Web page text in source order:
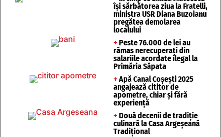
își sărbătorea ziua la Fratelli,
ministra USR Diana Buzoianu
pregătea demolarea
localului
+ Peste 76.000 de lei au
rămas nerecuperați din
salariile acordate ilegal la
Primăria Săpata
+ Apă Canal Coșești 2025
angajează cititor de
apometre, chiar și fără
experiență
+ Două decenii de tradiție
culinară la Casa Argeșeană
Tradițional